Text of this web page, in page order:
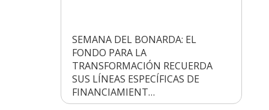
SEMANA DEL BONARDA: EL
FONDO PARA LA
TRANSFORMACIÓN RECUERDA
SUS LÍNEAS ESPECÍFICAS DE
FINANCIAMIENT…